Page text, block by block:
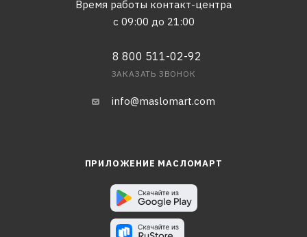
Время работы контакт-центра
с 09:00 до 21:00
8 800 511-02-92
ЗАКАЗАТЬ ЗВОНОК
info@maslomart.com
ПРИЛОЖЕНИЕ МАСЛОМАРТ